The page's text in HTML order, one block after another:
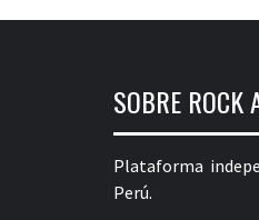
SOBRE ROCK
Plataforma
Perú.